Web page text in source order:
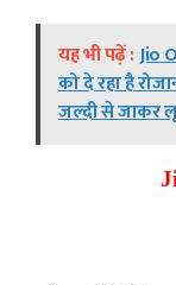
यह भी पढ़ें :Jio
को दे रहा है
जल्दी से जाकर